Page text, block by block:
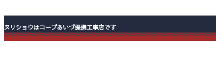
ヌリショウはコープあいづ提携工事店です